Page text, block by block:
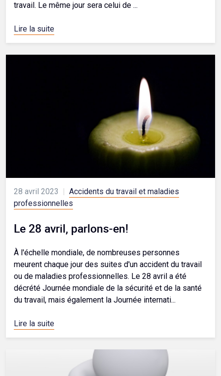
travail. Le même jour sera celui de ...
Lire la suite
28 avril 2023
Accidents du travail et maladies
professionnelles
Le 28 avril, parlons-en!
À l'échelle mondiale, de nombreuses personnes
meurent chaque jour des suites d'un accident du travail
ou de maladies professionnelles. Le 28 avril a été
décrété Journée mondiale de la sécurité et de la santé
du travail, mais également la Journée internati...
Lire la suite